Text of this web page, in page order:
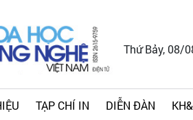
Thứ Bảy, 08/
TẠP CHÍ IN DIỄN ĐÀN